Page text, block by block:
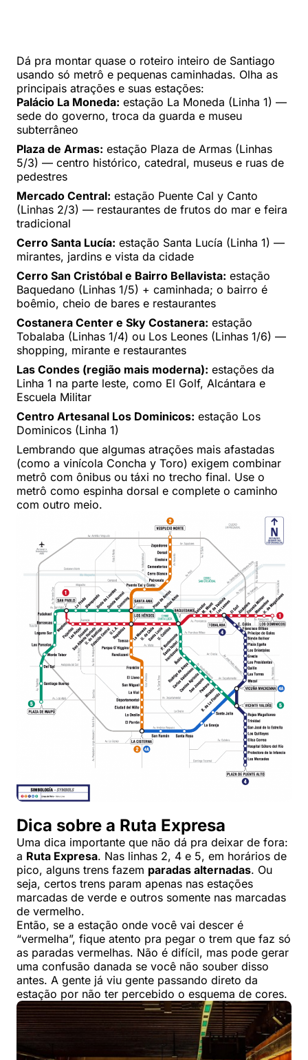
Dá pra montar quase o roteiro inteiro de Santiago
usando só metrô e pequenas caminhadas. Olha as
principais atrações e suas estações:
Palácio La Moneda: estação La Moneda (Linha 1) —
sede do governo, troca da guarda e museu
subterrâneo
Plaza de Armas: estação Plaza de Armas (Linhas
5/3) — centro histórico, catedral, museus e ruas de
pedestres
Mercado Central: estação Puente Cal y Canto
(Linhas 2/3) — restaurantes de frutos do mar e feira
tradicional
Cerro Santa Lucía: estação Santa Lucía (Linha 1) —
mirantes, jardins e vista da cidade
Cerro San Cristóbal e Bairro Bellavista: estação
Baquedano (Linhas 1/5) + caminhada; o bairro é
boêmio, cheio de bares e restaurantes
Costanera Center e Sky Costanera: estação
Tobalaba (Linhas 1/4) ou Los Leones (Linhas 1/6) —
shopping, mirante e restaurantes
Las Condes (região mais moderna): estações da
Linha 1 na parte leste, como El Golf, Alcántara e
Escuela Militar
Centro Artesanal Los Dominicos: estação Los
Dominicos (Linha 1)
Lembrando que algumas atrações mais afastadas
(como a vinícola Concha y Toro) exigem combinar
metrô com ônibus ou táxi no trecho final. Use o
metrô como espinha dorsal e complete o caminho
com outro meio.
Dica sobre a Ruta Expresa
Uma dica importante que não dá pra deixar de fora:
a Ruta Expresa. Nas linhas 2, 4 e 5, em horários de
pico, alguns trens fazem paradas alternadas. Ou
seja, certos trens param apenas nas estações
marcadas de verde e outros somente nas marcadas
de vermelho.
Então, se a estação onde você vai descer é
“vermelha”, fique atento pra pegar o trem que faz só
as paradas vermelhas. Não é difícil, mas pode gerar
uma confusão danada se você não souber disso
antes. A gente já viu gente passando direto da
estação por não ter percebido o esquema de cores.